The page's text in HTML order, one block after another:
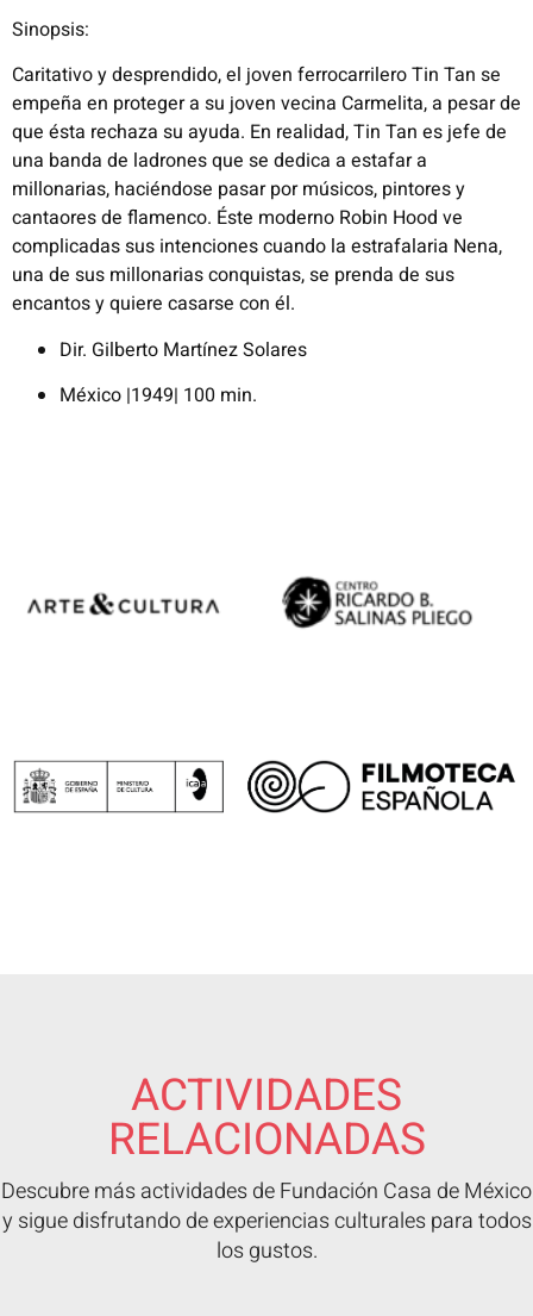
Sinopsis:
Caritativo y desprendido, el joven ferrocarrilero Tin Tan se
empeña en proteger a su joven vecina Carmelita, a pesar de
que ésta rechaza su ayuda. En realidad, Tin Tan es jefe de
una banda de ladrones que se dedica a estafar a
millonarias, haciéndose pasar por músicos, pintores y
cantaores de flamenco. Éste moderno Robin Hood ve
complicadas sus intenciones cuando la estrafalaria Nena,
una de sus millonarias conquistas, se prenda de sus
encantos y quiere casarse con él.​
Dir. Gilberto Martínez Solares
México |1949| 100 min.
ACTIVIDADES
RELACIONADAS
Descubre más actividades de Fundación Casa de México
y sigue disfrutando de experiencias culturales para todos
los gustos.